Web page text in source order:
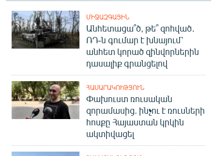
ՄԻՋԱԶԳԱՅԻՆ
Անհետացա՞ծ, թե՞ զոհված․
ՌԴ-ն գումար է խնայում՝
անհետ կորած զինվորներին
դասալիք գրանցելով
ՀԱՍԱՐԱԿՈՒԹՅՈՒՆ
Փախուստ ռուսական
զորամասից. ինչու է ռուսների
հոսքը Հայաստան կրկին
ակտիվացել